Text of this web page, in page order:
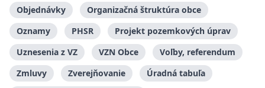
Objednávky
Organizačná štruktúra obce
Oznamy
PHSR
Projekt pozemkových úprav
Uznesenia z VZ
VZN Obce
Voľby, referendum
Zmluvy
Zverejňovanie
Úradná tabuľa